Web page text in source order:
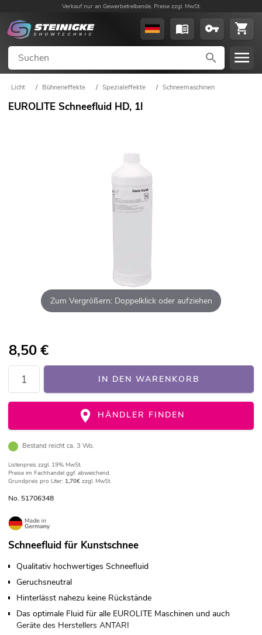
Verkauf nur an Gewerbetreibende. Preise zzgl. MwSt.
Licht / Bühneneffekte / Spezialeffekte / Schneemaschinen
EUROLITE Schneefluid HD, 1l
Zum Vergrößern: Doppelklick oder aufziehen
8,50€
IN DEN WARENKORB
HÄNDLER FINDEN
Bestand reicht ca. 3 Wo.
Listenpreis zzgl. 19% MwSt.
Preise im Fachhandel ggf. abweichend.
Grundpreis pro Liter: 1,70€ zzgl. MwSt.
No. 51706348
Schneefluid für Kunstschnee
Qualitativ hochwertiges Schneefluid
Geruchsneutral
Hinterlässt nahezu keine Rückstände
Das optimale Fluid für alle EUROLITE Maschinen und auch
Geräte des Herstellers ANTARI